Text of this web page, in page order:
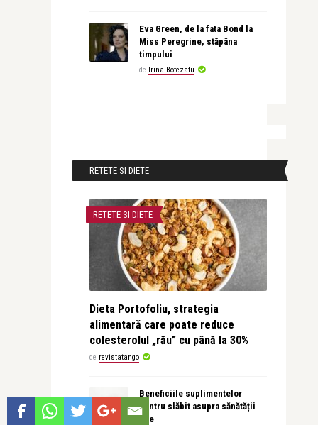
Eva Green, de la fata Bond la
Miss Peregrine, stăpâna
timpului
de Irina Botezatu
RETETE SI DIETE
RETETE SI DIETE
Dieta Portofoliu, strategia
alimentară care poate reduce
colesterolul „rău” cu până la 30%
de revistatango
Beneficiile suplimentelor
pentru slăbit asupra sănătății
tale